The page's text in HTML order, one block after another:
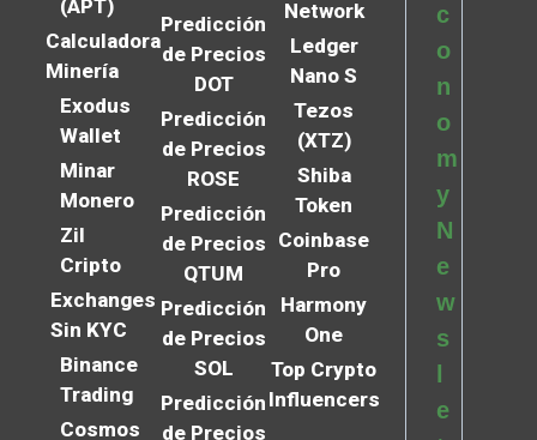
(APT)
Calculadora
Minería
Exodus
Wallet
Minar
Monero
Zil
Cripto
Exchanges
Sin KYC
Binance
Trading
Cosmos
Predicción
de Precios
DOT
Predicción
de Precios
ROSE
Predicción
de Precios
QTUM
Predicción
de Precios
SOL
Predicción
de Precios
Network
Ledger
Nano S
Tezos
(XTZ)
Shiba
Token
Coinbase
Pro
Harmony
One
Top Crypto
Influencers
c
o
n
o
m
y
N
e
w
s
e